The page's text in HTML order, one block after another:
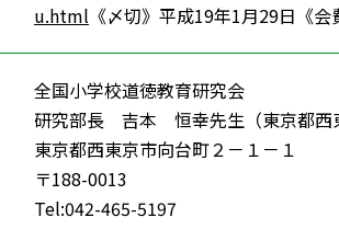
u.html 《〆切》平成19年1月29日《
全国小学校道徳教育研究会
研究部長 吉本 恒幸先生（東京都西
東京都西東京市向台町２－１－１
〒188-0013
Tel:042-465-5197